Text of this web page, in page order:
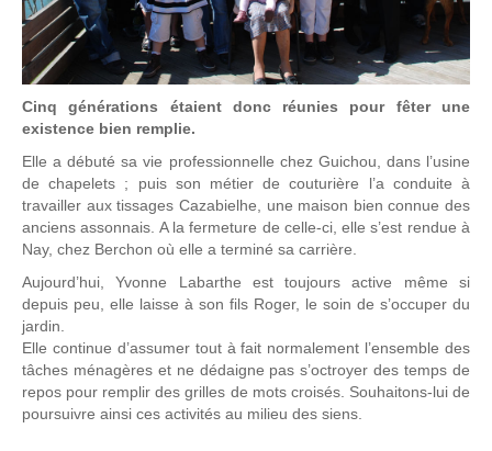
Cinq générations étaient donc réunies pour fêter une
existence bien remplie.
Elle a débuté sa vie professionnelle chez Guichou, dans l’usine
de chapelets ; puis son métier de couturière l’a conduite à
travailler aux tissages Cazabielhe, une maison bien connue des
anciens assonnais. A la fermeture de celle-ci, elle s’est rendue à
Nay, chez Berchon où elle a terminé sa carrière.
Aujourd’hui, Yvonne Labarthe est toujours active même si
depuis peu, elle laisse à son fils Roger, le soin de s’occuper du
jardin.
Elle continue d’assumer tout à fait normalement l’ensemble des
tâches ménagères et ne dédaigne pas s’octroyer des temps de
repos pour remplir des grilles de mots croisés. Souhaitons-lui de
poursuivre ainsi ces activités au milieu des siens.